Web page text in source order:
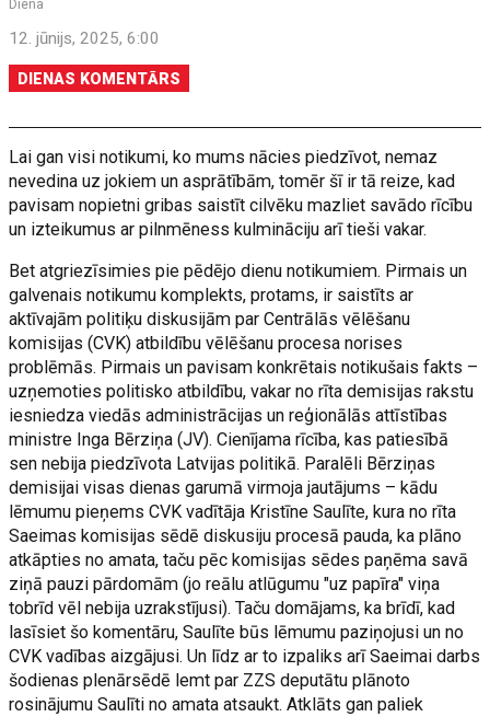
Diena
12. jūnijs, 2025, 6:00
DIENAS KOMENTĀRS
Lai gan visi notikumi, ko mums nācies piedzīvot, nemaz
nevedina uz jokiem un asprātībām, tomēr šī ir tā reize, kad
pavisam nopietni gribas saistīt cilvēku mazliet savādo rīcību
un izteikumus ar pilnmēness kulmināciju arī tieši vakar.
Bet atgriezīsimies pie pēdējo dienu notikumiem. Pirmais un
galvenais notikumu komplekts, protams, ir saistīts ar
aktīvajām politiķu diskusijām par Centrālās vēlēšanu
komisijas (CVK) atbildību vēlēšanu procesa norises
problēmās. Pirmais un pavisam konkrētais notikušais fakts –
uzņemoties politisko atbildību, vakar no rīta demisijas rakstu
iesniedza viedās administrācijas un reģionālās attīstības
ministre Inga Bērziņa (JV). Cienījama rīcība, kas patiesībā
sen nebija piedzīvota Latvijas politikā. Paralēli Bērziņas
demisijai visas dienas garumā virmoja jautājums – kādu
lēmumu pieņems CVK vadītāja Kristīne Saulīte, kura no rīta
Saeimas komisijas sēdē diskusiju procesā pauda, ka plāno
atkāpties no amata, taču pēc komisijas sēdes paņēma savā
ziņā pauzi pārdomām (jo reālu atlūgumu "uz papīra" viņa
tobrīd vēl nebija uzrakstījusi). Taču domājams, ka brīdī, kad
lasīsiet šo komentāru, Saulīte būs lēmumu paziņojusi un no
CVK vadības aizgājusi. Un līdz ar to izpaliks arī Saeimai darbs
šodienas plenārsēdē lemt par ZZS deputātu plānoto
rosinājumu Saulīti no amata atsaukt. Atklāts gan paliek